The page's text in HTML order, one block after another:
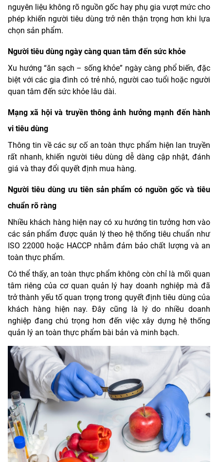
nguyên liệu không rõ nguồn gốc hay phụ gia vượt mức cho
phép khiến người tiêu dùng trở nên thận trọng hơn khi lựa
chọn sản phẩm.
Người tiêu dùng ngày càng quan tâm đến sức khỏe
Xu hướng “ăn sạch – sống khỏe” ngày càng phổ biến, đặc
biệt với các gia đình có trẻ nhỏ, người cao tuổi hoặc người
quan tâm đến sức khỏe lâu dài.
Mạng xã hội và truyền thông ảnh hưởng mạnh đến hành
vi tiêu dùng
Thông tin về các sự cố an toàn thực phẩm hiện lan truyền
rất nhanh, khiến người tiêu dùng dễ dàng cập nhật, đánh
giá và thay đổi quyết định mua hàng.
Người tiêu dùng ưu tiên sản phẩm có nguồn gốc và tiêu
chuẩn rõ ràng
Nhiều khách hàng hiện nay có xu hướng tin tưởng hơn vào
các sản phẩm được quản lý theo hệ thống tiêu chuẩn như
ISO 22000 hoặc HACCP nhằm đảm bảo chất lượng và an
toàn thực phẩm.
Có thể thấy, an toàn thực phẩm không còn chỉ là mối quan
tâm riêng của cơ quan quản lý hay doanh nghiệp mà đã
trở thành yếu tố quan trọng trong quyết định tiêu dùng của
khách hàng hiện nay. Đây cũng là lý do nhiều doanh
nghiệp đang chú trọng hơn đến việc xây dựng hệ thống
quản lý an toàn thực phẩm bài bản và minh bạch.